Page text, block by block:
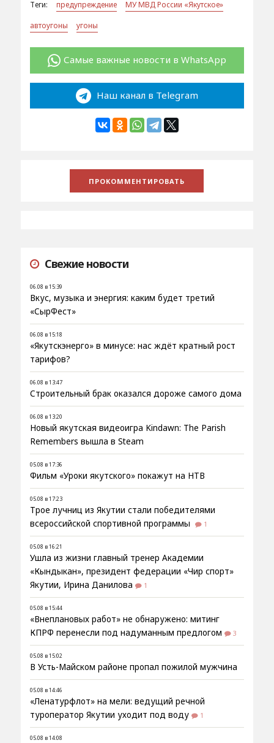
Теги: предупреждение
МУ МВД России «Якутское»
автоугоны
угоны
Самые важные новости в WhatsApp
Наш канал в Telegram
Свежие новости
06.08 в 15:39
Вкус, музыка и энергия: каким будет третий
«СырФест»
06.08 в 15:18
«Якутскэнерго» в минусе: нас ждёт кратный рост
тарифов?
06.08 в 13:47
Строительный брак оказался дороже самого дома
06.08 в 13:20
Новый якутская видеоигра Kindawn: The Parish
Remembers вышла в Steam
05.08 в 17:36
Фильм «Уроки якутского» покажут на НТВ
05.08 в 17:23
Трое лучниц из Якутии стали победителями
всероссийской спортивной программы
1
05.08 в 16:21
Ушла из жизни главный тренер Академии
«Кындыкан», президент федерации «Чир спорт»
Якутии, Ирина Данилова
1
05.08 в 15:44
«Внеплановых работ» не обнаружено: митинг
КПРФ перенесли под надуманным предлогом
3
05.08 в 15:02
В Усть-Майском районе пропал пожилой мужчина
05.08 в 14:46
«Ленатурфлот» на мели: ведущий речной
туроператор Якутии уходит под воду
1
05.08 в 14:08